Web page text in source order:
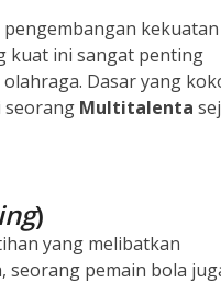
kekuatan
kuat ini sangat penting
Dasar yang
seorang Multitalenta
)
yang melibatkan
seorang pemain bola